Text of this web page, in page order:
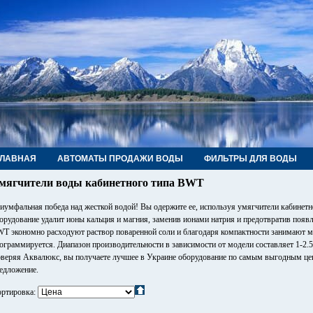
АВТОМАТЫ ПРОДАЖИ ВОДЫ ФИЛЬТРЫ ДЛЯ ВОДЫ
ФИТИНГИ, КРАНЫ КОНТАКТЫ
воды кабинетного типа BWT
победа над жесткой водой! Вы одержите ее, используя умягчители
удалит ионы кальция и магния, заменив ионами натрия и предотвратив
экономно расходуют раствор поваренной соли и благодаря компактности занимают
Диапазон производительности в зависимости от модели составляет 1-
Аквалюкс, вы получаете лучшее в Украине оборудование по самым выгодным